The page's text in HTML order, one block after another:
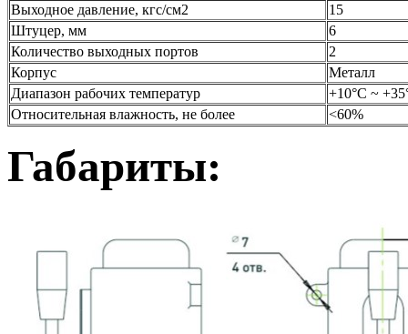
Выходное давление, кгс/см2
15
Штуцер, мм
6
Количество выходных портов
2
Корпус
Металл
Диапазон рабочих температур
+10°С ~
Относительная влажность, не более
<60%
Габариты: